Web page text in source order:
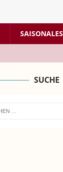
SAISONALES
SUCHE